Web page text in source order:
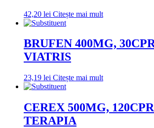
42,20 lei Citește mai mult
BRUFEN 400MG,
VIATRIS
23,19 lei Citește mai mult
CEREX 500MG,
TERAPIA